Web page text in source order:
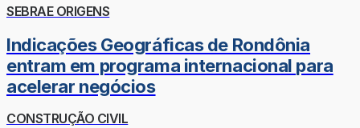
SEBRAE ORIGENS
Indicações Geográficas de Rondônia
entram em programa internacional para
acelerar negócios
CONSTRUÇÃO CIVIL